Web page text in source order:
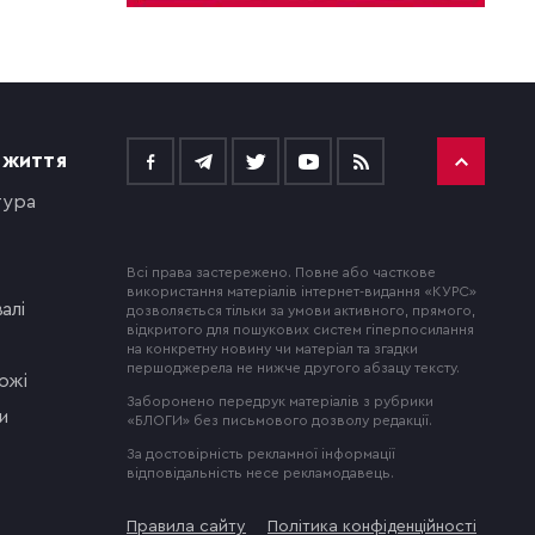
Всі права застережено. Повне або часткове
використання матеріалів інтернет-видання «КУРС»
дозволяється тільки за умови активного, прямого,
відкритого для пошукових систем гіперпосилання
на конкретну новину чи матеріал та згадки
першоджерела не нижче другого абзацу тексту.
Заборонено передрук матеріалів з рубрики
«БЛОГИ» без письмового дозволу редакції.
За достовірність рекламної інформації
відповідальність несе рекламодавець.
Правила сайту Політика конфіденційності